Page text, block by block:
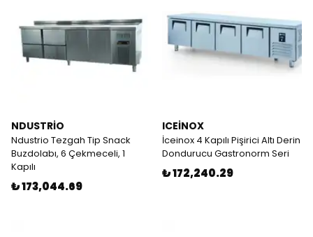
NDUSTRİO
Ndustrio Tezgah Tip Snack
Buzdolabı, 6 Çekmeceli, 1
Kapılı
₺ 173,044.69
ICEİNOX
İceinox 4 Kapılı Pişirici Altı Derin
Dondurucu Gastronorm Seri
₺ 172,240.29